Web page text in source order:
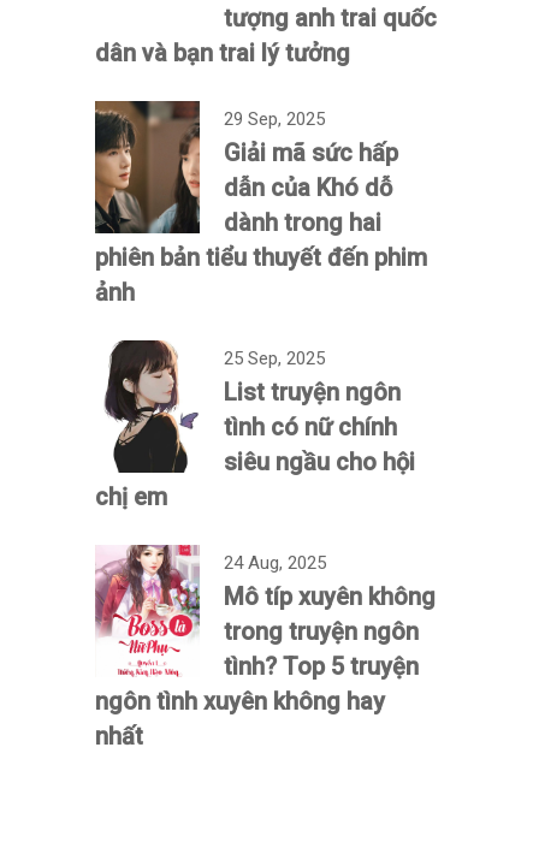
tượng anh trai quốc
dân và bạn trai lý tưởng
29 Sep, 2025
Giải mã sức hấp
dẫn của Khó dỗ
dành trong hai
phiên bản tiểu thuyết đến phim
ảnh
25 Sep, 2025
List truyện ngôn
tình có nữ chính
siêu ngầu cho hội
chị em
24 Aug, 2025
Mô típ xuyên không
trong truyện ngôn
tình? Top 5 truyện
ngôn tình xuyên không hay
nhất